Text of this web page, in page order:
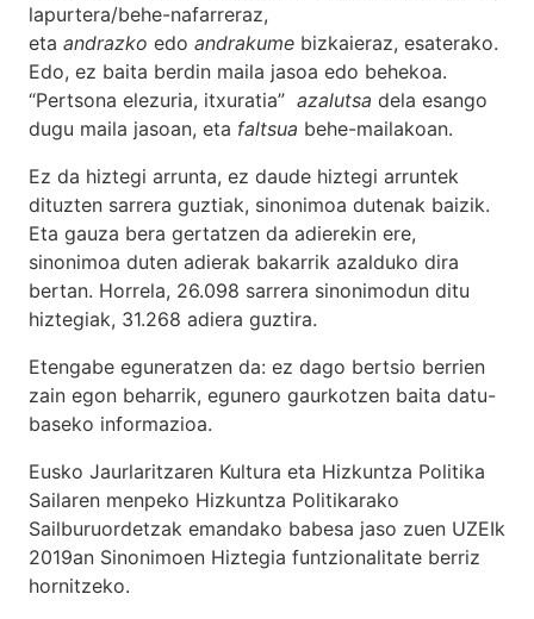
lapurtera/behe-nafarreraz,
eta andrazko edo andrakume bizkaieraz, esaterako.
Edo, ez baita berdin maila jasoa edo behekoa.
“Pertsona elezuria, itxuratia” azalutsa dela esango
dugu maila jasoan, eta faltsua behe-mailakoan.
Ez da hiztegi arrunta, ez daude hiztegi arruntek
dituzten sarrera guztiak, sinonimoa dutenak baizik.
Eta gauza bera gertatzen da adierekin ere,
sinonimoa duten adierak bakarrik azalduko dira
bertan. Horrela, 26.098 sarrera sinonimodun ditu
hiztegiak, 31.268 adiera guztira.
Etengabe eguneratzen da: ez dago bertsio berrien
zain egon beharrik, egunero gaurkotzen baita datu-
baseko informazioa.
Eusko Jaurlaritzaren Kultura eta Hizkuntza Politika
Sailaren menpeko Hizkuntza Politikarako
Sailburuordetzak emandako babesa jaso zuen UZEIk
2019an Sinonimoen Hiztegia funtzionalitate berriz
hornitzeko.